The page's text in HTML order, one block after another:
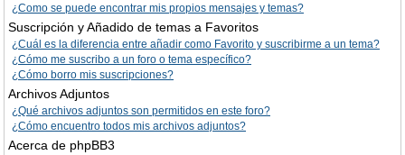
¿Como se puede encontrar mis propios mensajes y temas?
Suscripción y Añadido de temas a Favoritos
¿Cuál es la diferencia entre añadir como Favorito y suscribirme a un tema?
¿Cómo me suscribo a un foro o tema específico?
¿Cómo borro mis suscripciones?
Archivos Adjuntos
¿Qué archivos adjuntos son permitidos en este foro?
¿Cómo encuentro todos mis archivos adjuntos?
Acerca de phpBB3